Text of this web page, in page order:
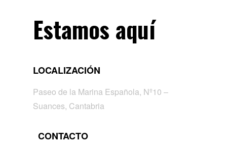
Estamos aquí
LOCALIZACIÓN
Paseo de la Marina Española, Nº10 –
Suances, Cantabria
CONTACTO